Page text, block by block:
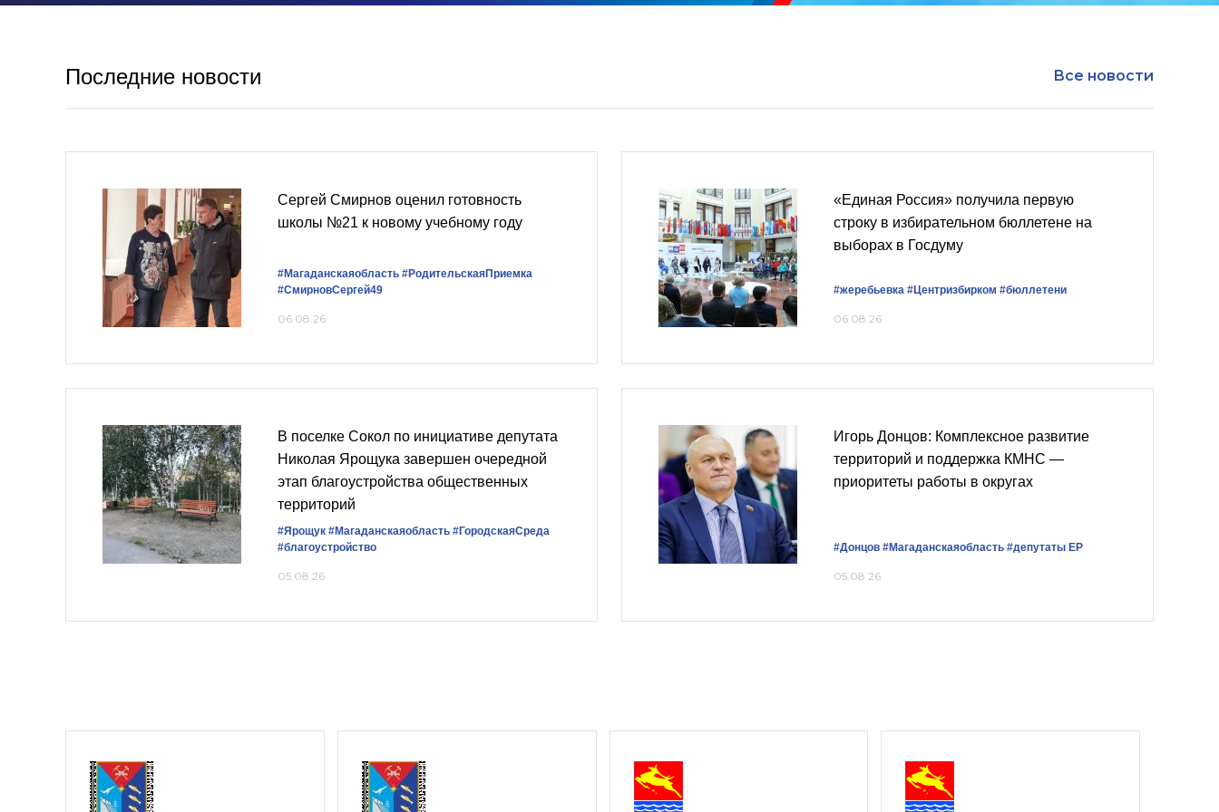
Последние новости Все новости
Сергей Смирнов оценил готовность
школы №21 к новому учебному году
#Магаданскаяобласть #РодительскаяПриемка
#СмирновСергей49
06.08.26
«Единая Россия» получила первую
строку в избирательном бюллетене на
выборах в Госдуму
#жеребьевка #Центризбирком #бюллетени
06.08.26
В поселке Сокол по инициативе депутата
Николая Ярощука завершен очередной
этап благоустройства общественных
территорий
#Ярощук #Магаданскаяобласть #ГородскаяСреда
#благоустройство
05.08.26
Игорь Донцов: Комплексное развитие
территорий и поддержка КМНС —
приоритеты работы в округах
#Донцов #Магаданскаяобласть #депутаты ЕР
05.08.26